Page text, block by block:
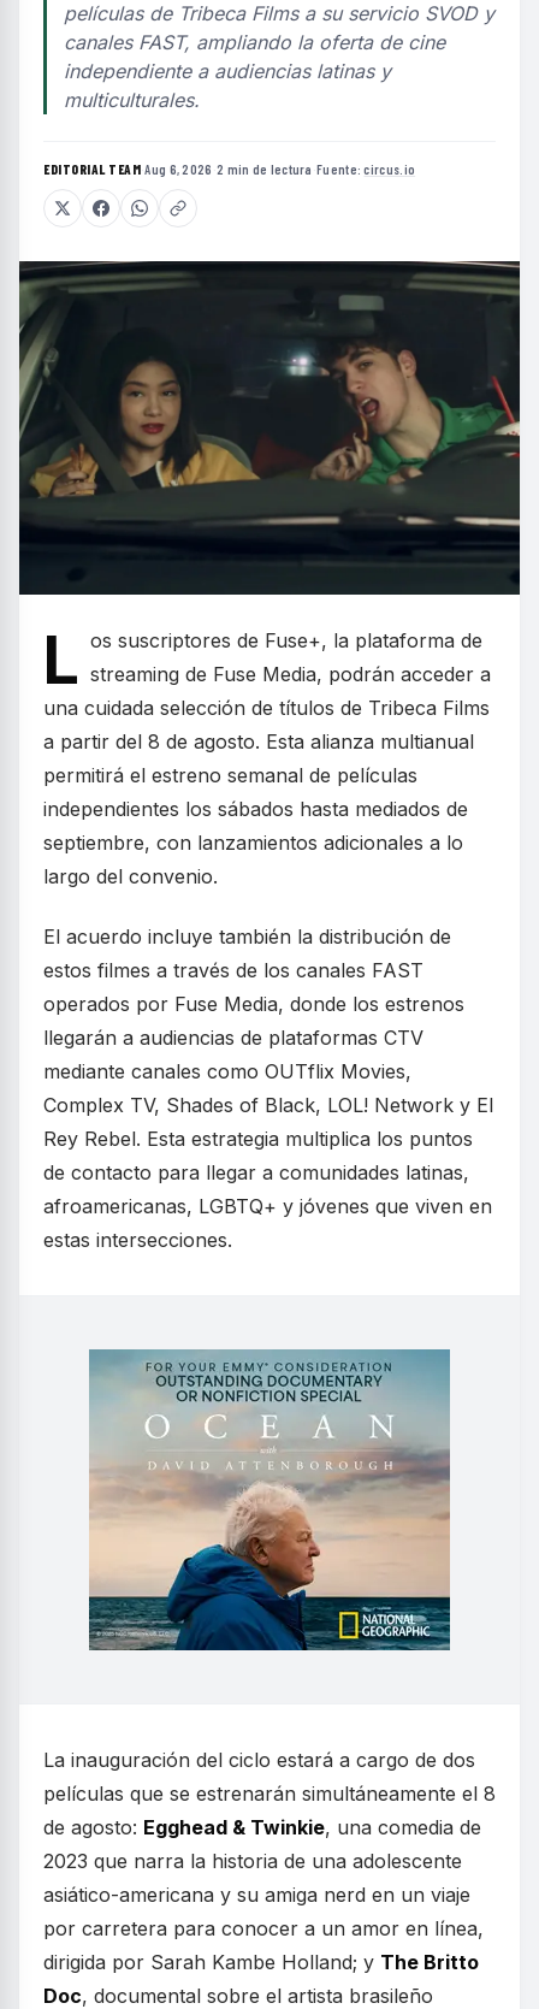
películas de Tribeca Films a su servicio SVOD y
canales FAST, ampliando la oferta de cine
independiente a audiencias latinas y
multiculturales.
EDITORIAL TEAM·Aug 6, 2026 ·2 min de lectura ·Fuente:circus.io
L os suscriptores de Fuse+, la plataforma de
streaming de Fuse Media, podrán acceder a
una cuidada selección de títulos de Tribeca Films
a partir del 8 de agosto. Esta alianza multianual
permitirá el estreno semanal de películas
independientes los sábados hasta mediados de
septiembre, con lanzamientos adicionales a lo
largo del convenio.
El acuerdo incluye también la distribución de
estos filmes a través de los canales FAST
operados por Fuse Media, donde los estrenos
llegarán a audiencias de plataformas CTV
mediante canales como OUTflix Movies,
Complex TV, Shades of Black, LOL! Network y El
Rey Rebel. Esta estrategia multiplica los puntos
de contacto para llegar a comunidades latinas,
afroamericanas, LGBTQ+ y jóvenes que viven en
estas intersecciones.
La inauguración del ciclo estará a cargo de dos
películas que se estrenarán simultáneamente el 8
de agosto: Egghead & Twinkie, una comedia de
2023 que narra la historia de una adolescente
asiático-americana y su amiga nerd en un viaje
por carretera para conocer a un amor en línea,
dirigida por Sarah Kambe Holland; y The Britto
Doc, documental sobre el artista brasileño